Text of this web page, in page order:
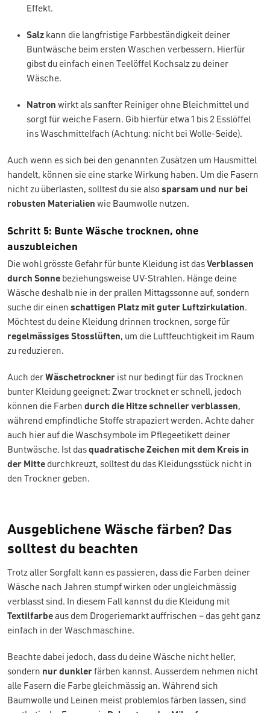
Effekt.
Salz kann die langfristige Farbbeständigkeit deiner
Buntwäsche beim ersten Waschen verbessern. Hierfür
gibst du einfach einen Teelöffel Kochsalz zu deiner
Wäsche.
Natron wirkt als sanfter Reiniger ohne Bleichmittel und
sorgt für weiche Fasern. Gib hierfür etwa 1 bis 2 Esslöffel
ins Waschmittelfach (Achtung: nicht bei Wolle-Seide).
Auch wenn es sich bei den genannten Zusätzen um Hausmittel
handelt, können sie eine starke Wirkung haben. Um die Fasern
nicht zu überlasten, solltest du sie alsosparsam und nur bei
robusten Materialien wie Baumwolle nutzen.
Schritt 5: Bunte Wäsche trocknen, ohne
auszubleichen
Die wohl grösste Gefahr für bunte Kleidung ist dasVerblassen
durch Sonne beziehungsweise UV-Strahlen. Hänge deine
Wäsche deshalb nie in der prallen Mittagssonne auf, sondern
suche dir einen schattigen Platz mit guter Luftzirkulation.
Möchtest du deine Kleidung drinnen trocknen, sorge für
regelmässiges Stosslüften, um die Luftfeuchtigkeit im Raum
zu reduzieren.
Auch derWäschetrockner ist nur bedingt für das Trocknen
bunter Kleidung geeignet: Zwar trocknet er schnell, jedoch
können die Farben durch die Hitze schneller verblassen,
während empfindliche Stoffe strapaziert werden. Achte daher
auch hier auf die Waschsymbole im Pflegeetikett deiner
Buntwäsche. Ist dasquadratische Zeichen mit dem Kreis in
der Mitte durchkreuzt, solltest du das Kleidungsstück nicht in
den Trockner geben.
Ausgeblichene Wäsche färben? Das
solltest du beachten
Trotz aller Sorgfalt kann es passieren, dass die Farben deiner
Wäsche nach Jahren stumpf wirken oder ungleichmässig
verblasst sind. In diesem Fall kannst du die Kleidung mit
Textilfarbeaus dem Drogeriemarkt auffrischen – das geht ganz
einfach in der Waschmaschine.
Beachte dabei jedoch, dass du deine Wäsche nicht heller,
sondern nur dunklerfärben kannst. Ausserdem nehmen nicht
alle Fasern die Farbe gleichmässig an. Während sich
Baumwolle und Leinen meist problemlos färben lassen, sind